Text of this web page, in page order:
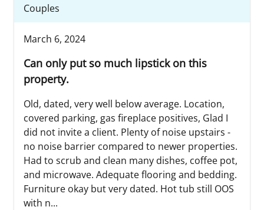
Couples
March 6, 2024
Can only put so much lipstick on this
property.
Old, dated, very well below average. Location,
covered parking, gas fireplace positives, Glad I
did not invite a client. Plenty of noise upstairs -
no noise barrier compared to newer properties.
Had to scrub and clean many dishes, coffee pot,
and microwave. Adequate flooring and bedding.
Furniture okay but very dated. Hot tub still OOS
with n...